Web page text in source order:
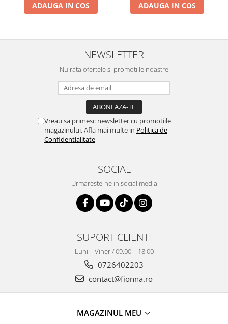
ADAUGA IN COS ADAUGA IN COS
NEWSLETTER
Nu rata ofertele si promotiile noastre
Vreau sa primesc newsletter cu promotiile
magazinului. Afla mai multe in Politica de
Confidentialitate
SOCIAL
Urmareste-ne in social media
SUPORT CLIENTI
Luni – Vineri/ 09.00 – 18.00
0726402203
contact@fionna.ro
MAGAZINUL MEU